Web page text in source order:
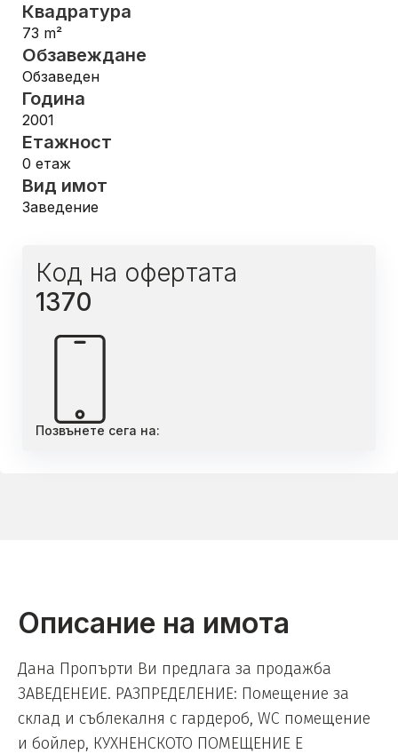
Квадратура
73 m²
Обзавеждане
Обзаведен
Година
2001
Етажност
0 етаж
Вид имот
Заведение
Код на офертата
1370
Позвънете сега на:
Описание на имота
Дана Пропърти Ви предлага за продажба
ЗАВЕДЕНЕИЕ. РАЗПРЕДЕЛЕНИЕ: Помещение за
склад и съблекалня с гардероб, WC помещение
и бойлер, КУХНЕНСКОТО ПОМЕЩЕНИЕ Е